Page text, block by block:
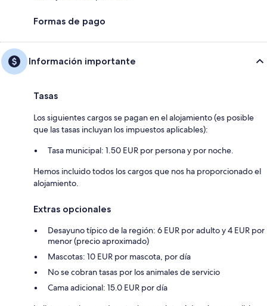
Formas de pago
Información importante
Tasas
Los siguientes cargos se pagan en el alojamiento (es posible
que las tasas incluyan los impuestos aplicables):
Tasa municipal: 1.50 EUR por persona y por noche.
Hemos incluido todos los cargos que nos ha proporcionado el
alojamiento.
Extras opcionales
Desayuno típico de la región: 6 EUR por adulto y 4 EUR por
menor (precio aproximado)
Mascotas: 10 EUR por mascota, por día
No se cobran tasas por los animales de servicio
Cama adicional: 15.0 EUR por día